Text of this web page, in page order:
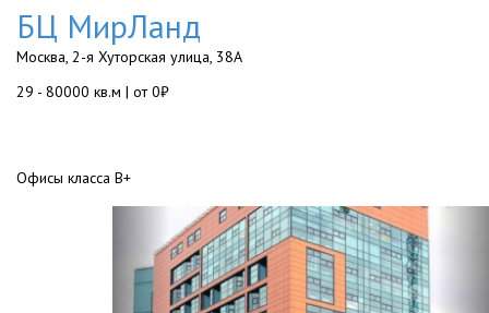
БЦ МирЛанд
Москва, 2-я Хуторская улица, 38А
29 - 80000 кв.м | от 0₽
Офисы класса B+
Previous